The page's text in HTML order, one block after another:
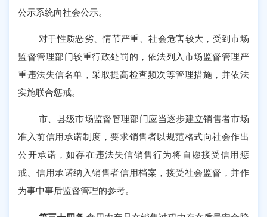
公示系统向社会公示。
对于性质恶劣、情节严重、社会危害较大，受到市场
监督管理部门较重行政处罚的，依法列入市场监督管理严
重违法失信名单，采取提高检查频次等管理措施，并依法
实施联合惩戒。
市、县级市场监督管理部门应当逐步建立销售者市场
准入前信用承诺制度，要求销售者以规范格式向社会作出
公开承诺，如存在违法失信销售行为将自愿接受信用惩
戒。信用承诺纳入销售者信用档案，接受社会监督，并作
为事中事后监督管理的参考。